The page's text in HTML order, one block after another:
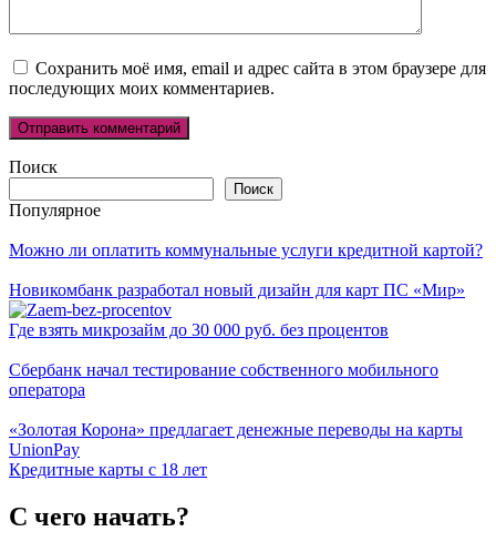
Сохранить моё имя, email и адрес сайта в этом браузере для
последующих моих комментариев.
Поиск
Поиск
Популярное
Можно ли оплатить коммунальные услуги кредитной картой?
Новикомбанк разработал новый дизайн для карт ПС «Мир»
Где взять микрозайм до 30 000 руб. без процентов
Сбербанк начал тестирование собственного мобильного
оператора
«Золотая Корона» предлагает денежные переводы на карты
UnionPay
Кредитные карты с 18 лет
С чего начать?